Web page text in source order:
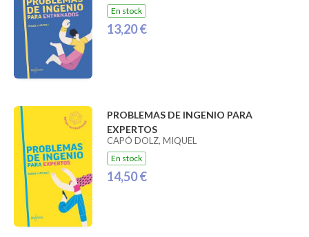
En stock
13,20 €
PROBLEMAS DE INGENIO PARA
EXPERTOS
CAPÓ DOLZ, MIQUEL
En stock
14,50 €